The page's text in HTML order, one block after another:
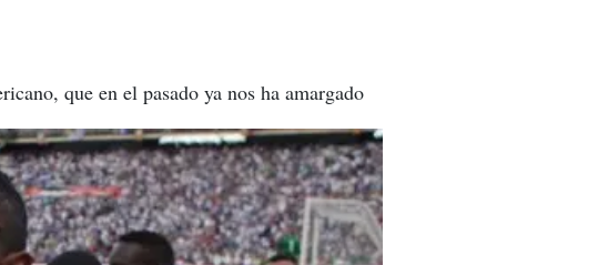
que en el pasado ya nos ha amargado